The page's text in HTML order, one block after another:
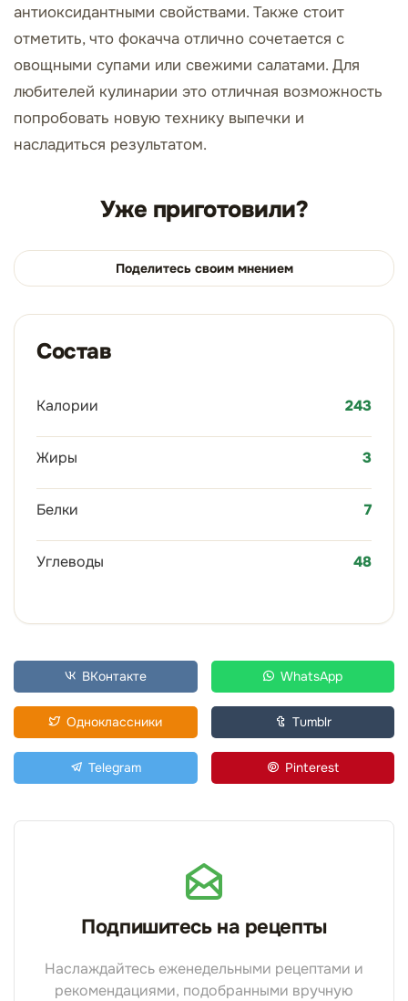
антиоксидантными свойствами. Также стоит
отметить, что фокачча отлично сочетается с
овощными супами или свежими салатами. Для
любителей кулинарии это отличная возможность
попробовать новую технику выпечки и
насладиться результатом.
Уже приготовили?
Поделитесь своим мнением
Состав
Калории 243
Жиры 3
Белки 7
Углеводы 48
ВКонтакте WhatsApp
Одноклассники Tumblr
Telegram Pinterest
Подпишитесь на рецепты
Наслаждайтесь еженедельными рецептами и
рекомендациями, подобранными вручную